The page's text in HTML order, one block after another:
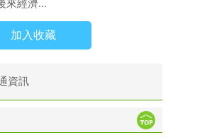
來經濟...
加入收藏
資訊